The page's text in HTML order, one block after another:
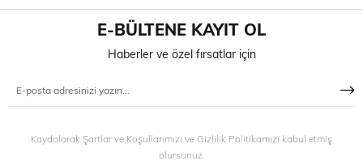
E-BÜLTENE KAYIT OL
Haberler ve özel fırsatlar için
Kaydolarak Şartlar ve Koşullarımızı ve Gizlilik Politikamızı kabul etmiş
olursunuz.